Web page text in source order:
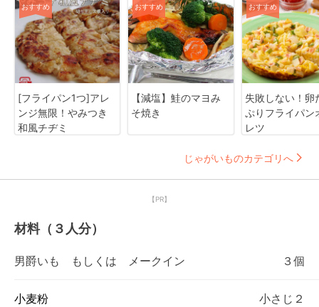
おすすめ
[フライパン1つ]アレ
ンジ無限！やみつき
和風チヂミ
おすすめ
【減塩】鮭のマヨみ
そ焼き
おすすめ
失敗しない！卵
ぷりフライパン
レツ
じゃがいものカテゴリへ
【PR】
材料（３人分）
男爵いも もしくは メークイン ３個
小麦粉 小さじ２